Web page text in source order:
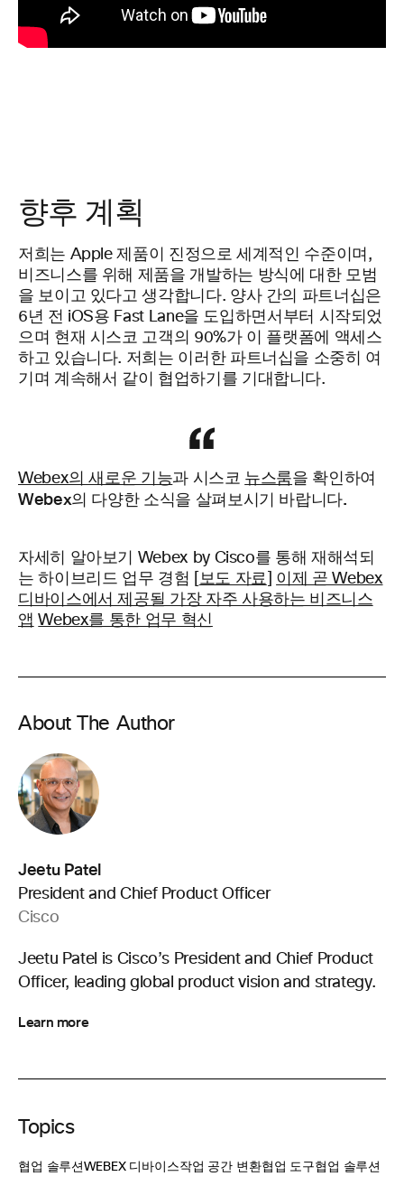
향후 계획
저희는 Apple 제품이 진정으로 세계적인 수준이며,
비즈니스를 위해 제품을 개발하는 방식에 대한 모범
을 보이고 있다고 생각합니다. 양사 간의 파트너십은
6년 전 iOS용 Fast Lane을 도입하면서부터 시작되었
으며 현재 시스코 고객의 90%가 이 플랫폼에 액세스
하고 있습니다. 저희는 이러한 파트너십을 소중히 여
기며 계속해서 같이 협업하기를 기대합니다.
Webex의 새로운 기능과 시스코 뉴스룸을 확인하여
Webex의 다양한 소식을 살펴보시기 바랍니다.
자세히 알아보기 Webex by Cisco를 통해 재해석되
는 하이브리드 업무 경험 [ 보도 자료
이제 곧 Webex
디바이스에서 제공될 가장 자주 사용하는 비즈니스
앱 Webex를 통한 업무 혁신
About The Author
Jeetu Patel
President and Chief Product Officer
Cisco
Jeetu Patel is Cisco’s President and Chief Product
Officer, leading global product vision and strategy.
Learn more
Topics
협업 솔루션WEBEX 디바이스작업 공간 변환협업 도구협업 솔루션